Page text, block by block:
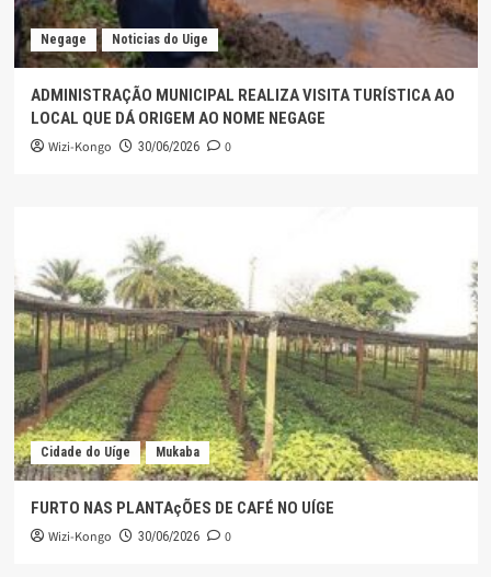
Negage Noticias do Uige
ADMINISTRAÇÃO MUNICIPAL REALIZA VISITA TURÍSTICA AO
LOCAL QUE DÁ ORIGEM AO NOME NEGAGE
Wizi-Kongo 30/06/2026 0
Cidade do Uíge Mukaba
FURTO NAS PLANTAçÕES DE CAFÉ NO UÍGE
Wizi-Kongo 30/06/2026 0